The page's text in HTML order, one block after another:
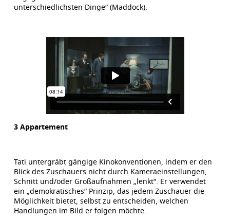
unterschiedlichsten Dinge“ (Maddock).
3 Appartement
Tati untergräbt gängige Kinokonventionen, indem er den
Blick des Zuschauers nicht durch Kameraeinstellungen,
Schnitt und/oder Großaufnahmen „lenkt“. Er verwendet
ein „demokratisches“ Prinzip, das jedem Zuschauer die
Möglichkeit bietet, selbst zu entscheiden, welchen
Handlungen im Bild er folgen möchte.